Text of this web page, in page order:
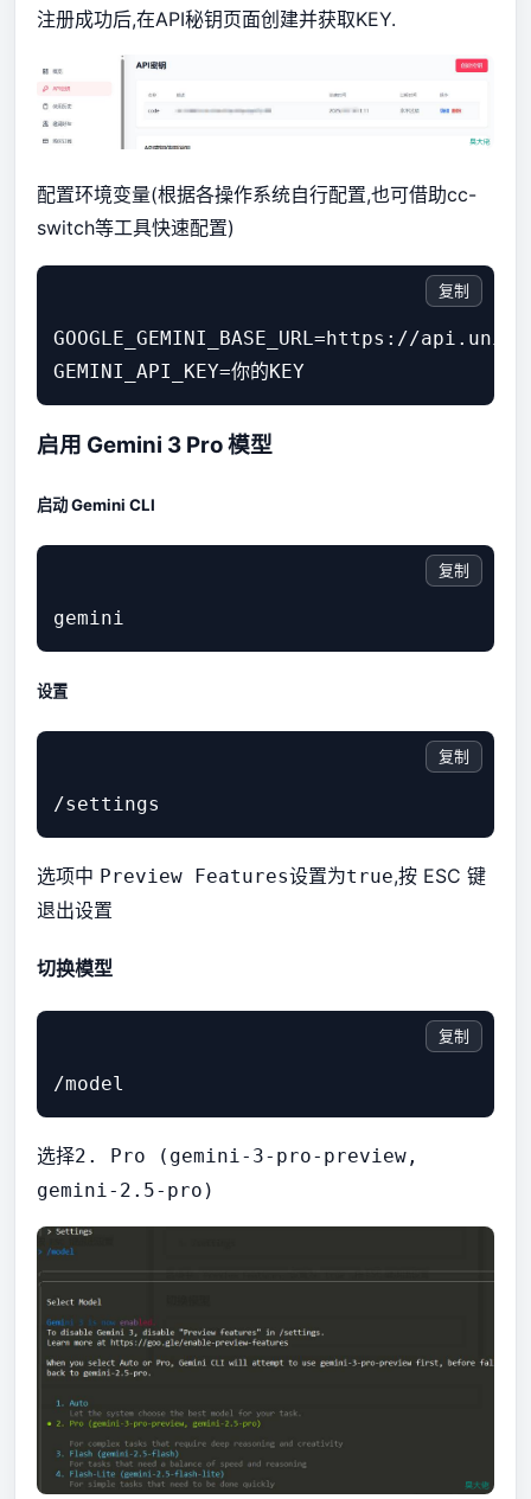
注册成功后,在API秘钥页面创建并获取KEY.
配置环境变量(根据各操作系统自行配置,也可借助cc-
switch等工具快速配置)
GOOGLE_GEMINI_BASE_URL=https://
复制
启用 Gemini 3 Pro 模型
启动 Gemini CLI
复制
设置
复制
选项中 Preview Features设置为true,按 ESC 键
退出设置
切换模型
复制
选择2. Pro (gemini-3-pro-preview,
gemini-2.5-pro)